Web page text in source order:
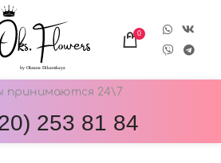
0
принимаются 24\7
253 81 84